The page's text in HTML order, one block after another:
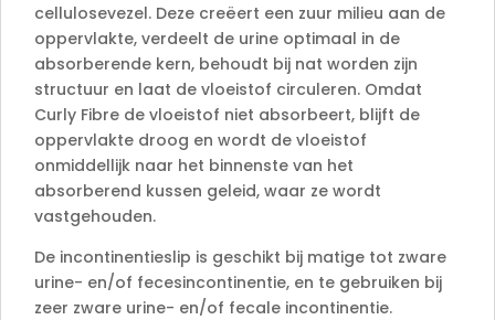
cellulosevezel. Deze creëert een zuur milieu aan de
oppervlakte, verdeelt de urine optimaal in de
absorberende kern, behoudt bij nat worden zijn
structuur en laat de vloeistof circuleren. Omdat
Curly Fibre de vloeistof niet absorbeert, blijft de
oppervlakte droog en wordt de vloeistof
onmiddellijk naar het binnenste van het
absorberend kussen geleid, waar ze wordt
vastgehouden.
De incontinentieslip is geschikt bij matige tot zware
urine- en/of fecesincontinentie, en te gebruiken bij
zeer zware urine- en/of fecale incontinentie.